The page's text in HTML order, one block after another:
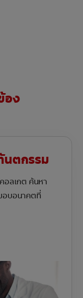
อง
นตกรรม
อลเกต ค้นหา
อบอนาคตที่